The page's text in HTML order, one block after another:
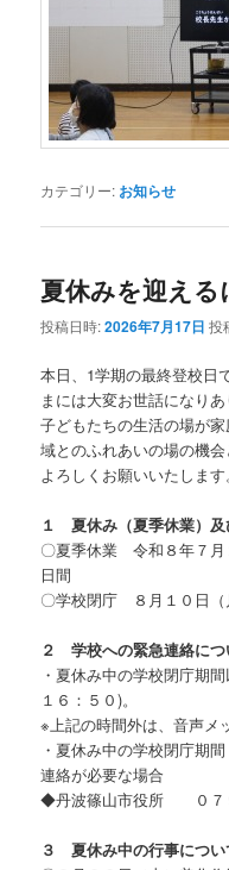
カテゴリー: お知らせ
夏休みを迎え
投稿日時:2026年7月17日 投
本日、1学期の最終登校日
まには大変お世話になり
子どもたちの生活の場が
域とのふれあいの場の機
よろしくお願いいたします。
１ 夏休み（夏季休業）及
〇夏季休業 令和８年７月
日間
〇学校閉庁 ８月１０日
２ 学校への緊急連絡につ
・夏休み中の学校閉庁期
１６：５０)。
※上記の時間外は、音声メ
・夏休み中の学校閉庁期
連絡が必要な場合
◆丹波篠山市役所 ０７
３ 夏休み中の行事につい